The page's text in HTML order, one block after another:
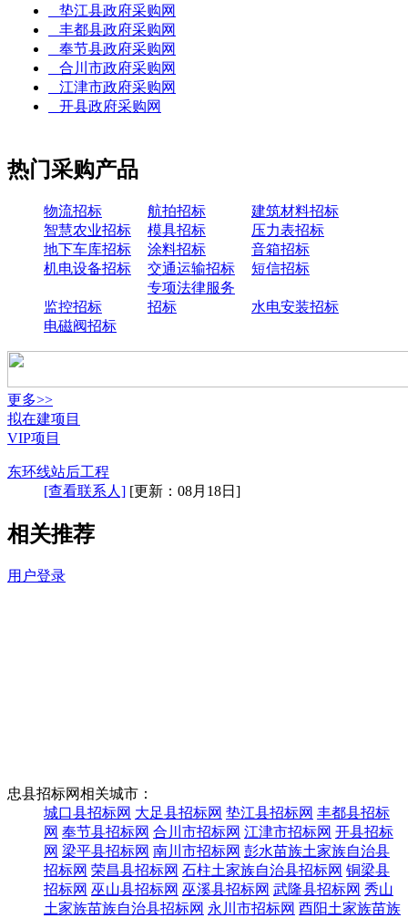
垫江县政府采购网
丰都县政府采购网
奉节县政府采购网
合川市政府采购网
江津市政府采购网
开县政府采购网
热门采购产品
物流招标 航拍招标
建筑材料招标
智慧农业招标
模具招标
压力表招标
地下车库招标
涂料招标
音箱招标
机电设备招标
交通运输招标 短信招标
监控招标
专项法律服务
招标
水电安装招标
电磁阀招标
更多>>
拟在建项目
VIP项目
东环线站后工程
[查看联系人] [更新：08月18日]
相关推荐
用户登录
忠县招标网相关城市：
城口县招标网 大足县招标网 垫江县招标网 丰都县招标
网 奉节县招标网 合川市招标网 江津市招标网 开县招标
网 梁平县招标网 南川市招标网 彭水苗族土家族自治县
招标网 荣昌县招标网 石柱土家族自治县招标网 铜梁县
招标网 巫山县招标网 巫溪县招标网 武隆县招标网 秀山
土家族苗族自治县招标网 永川市招标网 酉阳土家族苗族